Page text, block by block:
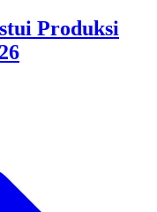
Produksi